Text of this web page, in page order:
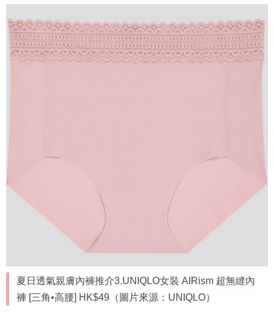
夏日透氣親膚內褲推介3.UNIQLO女裝 AIRism 超無縫內
褲 [三角•高腰] HK$49（圖片來源：UNIQLO）